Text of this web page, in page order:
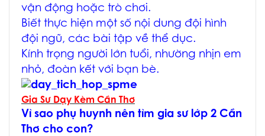
vận động hoặc trò chơi.
Biết thực hiện một số nội dung đội hình
đội ngũ, các bài tập về thể dục.
Kính trọng người lớn tuổi, nhường nhịn em
nhỏ, đoàn kết với bạn bè.
Gia Sư Dạy Kèm Cần Thơ
Vì sao phụ huynh nên tìm gia sư lớp 2 Cần
Thơ cho con?